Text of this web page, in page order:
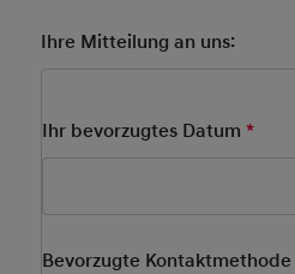
Ihre Mitteilung an uns:
Ihr bevorzugtes Datum *
Bevorzugte Kontaktmethode